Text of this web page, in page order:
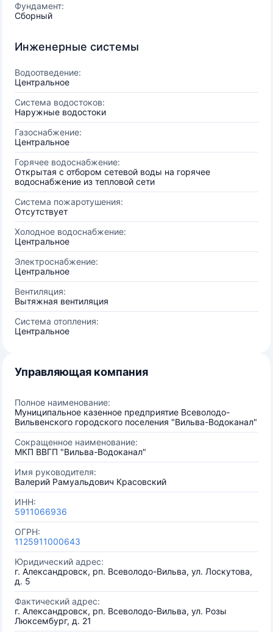
Фундамент:
Сборный
Инженерные системы
Водоотведение:
Центральное
Система водостоков:
Наружные водостоки
Газоснабжение:
Центральное
Горячее водоснабжение:
Открытая с отбором сетевой воды на горячее
водоснабжение из тепловой сети
Система пожаротушения:
Отсутствует
Холодное водоснабжение:
Центральное
Электроснабжение:
Центральное
Вентиляция:
Вытяжная вентиляция
Система отопления:
Центральное
Управляющая компания
Полное наименование:
Муниципальное казенное предприятие Всеволодо-
Вильвенского городского поселения "Вильва-Водоканал"
Сокращенное наименование:
МКП ВВГП "Вильва-Водоканал"
Имя руководителя:
Валерий Рамуальдович Красовский
ИНН:
5911066936
ОГРН:
1125911000643
Юридический адрес:
г. Александровск, рп. Всеволодо-Вильва, ул. Лоскутова,
д. 5
Фактический адрес:
г. Александровск, рп. Всеволодо-Вильва, ул. Розы
Люксембург, д. 21